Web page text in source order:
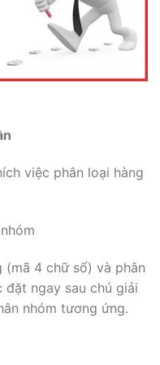
việc phân loại hàng
(mã 4 chữ số) và phân
ngay sau chú giải
nhóm tương ứng.